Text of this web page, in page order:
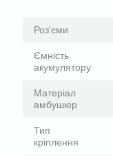
Роз'єми
Ємність
акумулятору
Матеріал
амбушюр
Тип
кріплення